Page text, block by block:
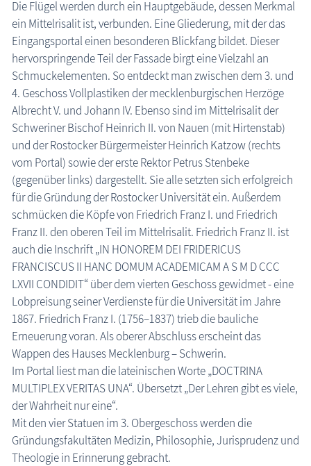
Die Flügel werden durch ein Hauptgebäude, dessen Merkmal
ein Mittelrisalit ist, verbunden. Eine Gliederung, mit der das
Eingangsportal einen besonderen Blickfang bildet. Dieser
hervorspringende Teil der Fassade birgt eine Vielzahl an
Schmuckelementen. So entdeckt man zwischen dem 3. und
4. Geschoss Vollplastiken der mecklenburgischen Herzöge
Albrecht V. und Johann IV. Ebenso sind im Mittelrisalit der
Schweriner Bischof Heinrich II. von Nauen (mit Hirtenstab)
und der Rostocker Bürgermeister Heinrich Katzow (rechts
vom Portal) sowie der erste Rektor Petrus Stenbeke
(gegenüber links) dargestellt. Sie alle setzten sich erfolgreich
für die Gründung der Rostocker Universität ein. Außerdem
schmücken die Köpfe von Friedrich Franz I. und Friedrich
Franz II. den oberen Teil im Mittelrisalit. Friedrich Franz II. ist
auch die Inschrift „IN HONOREM DEI FRIDERICUS
FRANCISCUS II HANC DOMUM ACADEMICAM A S M D CCC
LXVII CONDIDIT“ über dem vierten Geschoss gewidmet - eine
Lobpreisung seiner Verdienste für die Universität im Jahre
1867. Friedrich Franz I. (1756–1837) trieb die bauliche
Erneuerung voran. Als oberer Abschluss erscheint das
Wappen des Hauses Mecklenburg – Schwerin.
Im Portal liest man die lateinischen Worte „DOCTRINA
MULTIPLEX VERITAS UNA“. Übersetzt „Der Lehren gibt es viele,
der Wahrheit nur eine“.
Mit den vier Statuen im 3. Obergeschoss werden die
Gründungsfakultäten Medizin, Philosophie, Jurisprudenz und
Theologie in Erinnerung gebracht.